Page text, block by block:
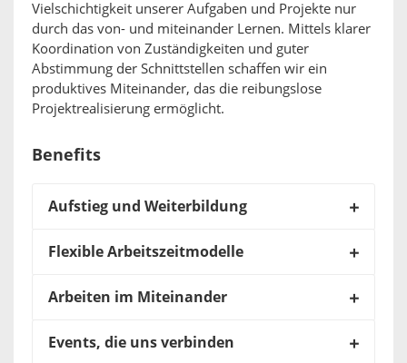
Vielschichtigkeit unserer Aufgaben und Projekte nur
durch das von- und miteinander Lernen. Mittels klarer
Koordination von Zuständigkeiten und guter
Abstimmung der Schnittstellen schaffen wir ein
produktives Miteinander, das die reibungslose
Projektrealisierung ermöglicht.
Benefits
Aufstieg und Weiterbildung
Flexible Arbeitszeitmodelle
Arbeiten im Miteinander
Events, die uns verbinden